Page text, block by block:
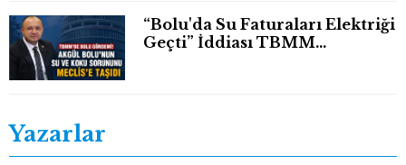
“Bolu'da Su Faturaları Elektriği
Geçti” İddiası TBMM
Yazarlar